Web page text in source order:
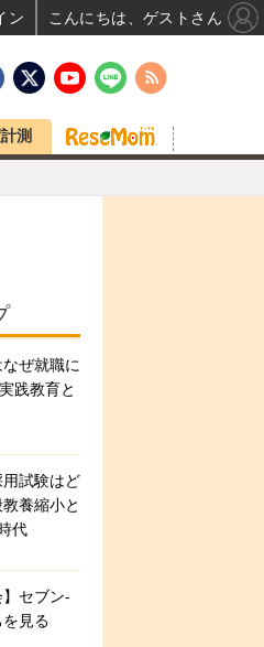
測
ぜ就職に
践教育と
用試験はど
養縮小と
代
セブン‐
見る
ン こんにちは、ゲストさん